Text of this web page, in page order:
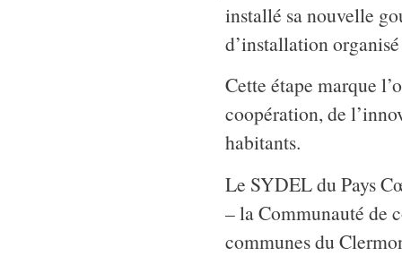
installé sa nouvelle
d’installation
Cette étape marque
coopération, de
habitants.
Le SYDEL du Pays
– la Communauté de
communes du